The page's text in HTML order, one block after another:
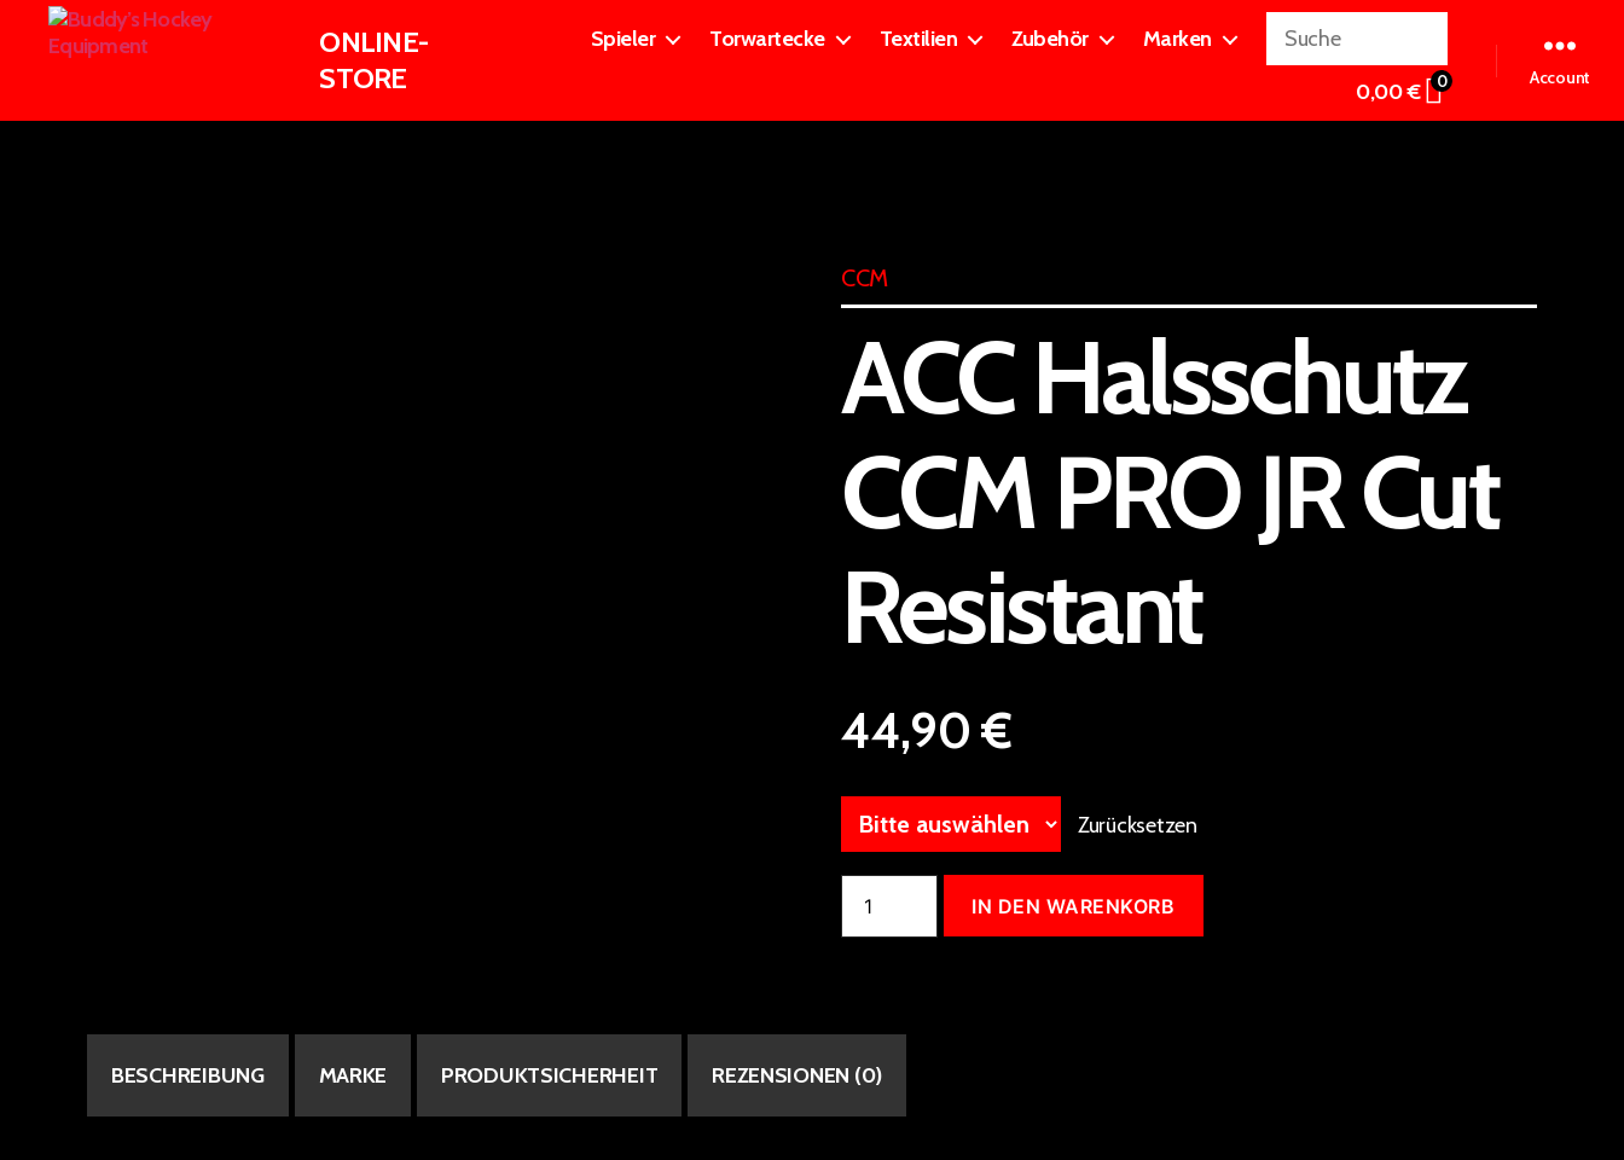
Equipment
Spieler Torwartecke Textilien Zubehör Marken
0,00€ 0
CCM
ACC Halsschutz
CCM PRO JR Cut
Resistant
44,90€
Zurücksetzen
Halsschutz
CCM
IN DEN WARENKORB
BESCHREIBUNG MARKE PRODUKTSICHERHEIT REZENSIONEN (0)